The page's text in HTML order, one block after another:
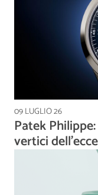
09 LUGLIO 26
Patek
vertici